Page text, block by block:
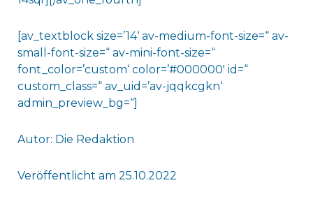
[av_textblock size=’14‘ av-medium-font-size=“ av-
small-font-size=“ av-mini-font-size=“
font_color=’custom‘ color=’#000000′ id=“
custom_class=“ av_uid=’av-jqqkcgkn‘
admin_preview_bg=“]
Autor: Die Redaktion
Veröffentlicht am 25.10.2022